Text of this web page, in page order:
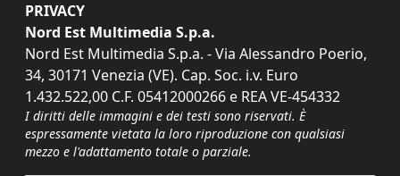
PRIVACY
Nord Est Multimedia S.p.a.
Nord Est Multimedia S.p.a. - Via Alessandro Poerio,
34, 30171 Venezia (VE). Cap. Soc. i.v. Euro
1.432.522,00 C.F. 05412000266 e REA VE-454332
I diritti delle immagini e dei testi sono riservati. È
espressamente vietata la loro riproduzione con qualsiasi
mezzo e l'adattamento totale o parziale.